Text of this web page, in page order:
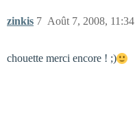
zinkis Août 7, 2008, 11:34
7
chouette merci encore ! ;)